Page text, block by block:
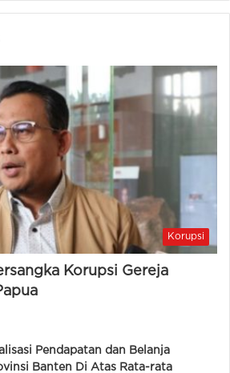
Korupsi
Korupsi Gereja
Pendapatan dan Belanja
Banten Di Atas Rata-rata